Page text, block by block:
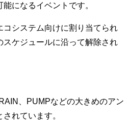
になるイベントです。
システム向けに割り当てられ
ケジュールに沿って解除され
、PUMPなどの大きめのアン
れています。